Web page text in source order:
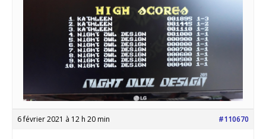
6 février 2021 à 12 h 20 min #110670